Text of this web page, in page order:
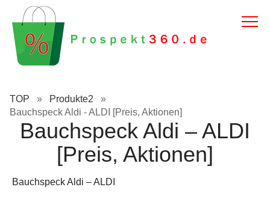
TOP » Produkte2
»
Bauchspeck Aldi - ALDI [Preis, Aktionen]
Bauchspeck Aldi – ALDI
[Preis, Aktionen]
Bauchspeck Aldi – ALDI